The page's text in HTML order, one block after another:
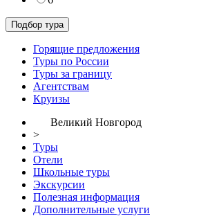
Горящие предложения
Туры по России
Туры за границу
Агентствам
Круизы
Великий Новгород
>
Туры
Отели
Школьные туры
Экскурсии
Полезная информация
Дополнительные услуги